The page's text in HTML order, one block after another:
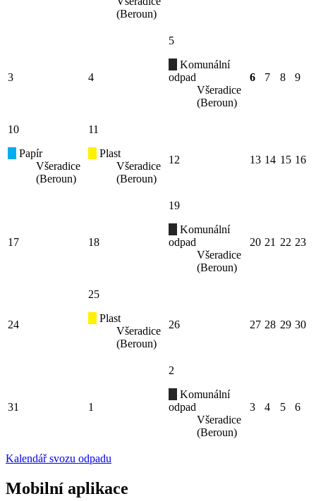
(Beroun)
3 4
5
Komunální
odpad
Všeradice
(Beroun)
6 7 8 9
10
Papír
Všeradice
(Beroun)
11
Plast
Všeradice
(Beroun)
12 13 14 15 16
17 18
19
Komunální
odpad
Všeradice
(Beroun)
20 21 22 23
24
25
Plast
Všeradice
(Beroun)
26 27 28 29 30
31 1
2
Komunální
odpad
Všeradice
(Beroun)
3 4 5 6
Kalendář svozu odpadu
Mobilní aplikace